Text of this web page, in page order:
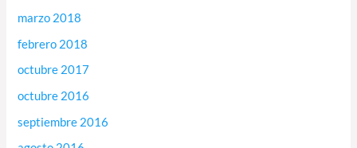
marzo 2018
febrero 2018
octubre 2017
octubre 2016
septiembre 2016